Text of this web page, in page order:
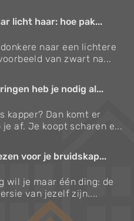
licht haar: hoe pak...
naar een lichtere
van zwart na...
heb je nodig al...
kapper? Dan komt er
je af. Je koopt scharen e...
voor je bruidskap...
wil je maar één ding: de
van jezelf zijn....